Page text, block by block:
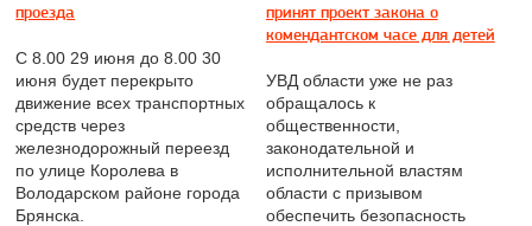
проезда
С 8.00 29 июня до 8.00 30
июня будет перекрыто
движение всех транспортных
средств через
железнодорожный переезд
по улице Королева в
Володарском районе города
Брянска.
принят проект закона о
комендантском часе для детей
УВД области уже не раз
обращалось к
общественности,
законодательной и
исполнительной властям
области с призывом
обеспечить безопасность